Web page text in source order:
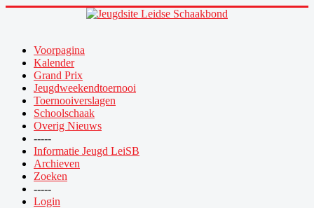
Voorpagina
Kalender
Grand Prix
Jeugdweekendtoernooi
Toernooiverslagen
Schoolschaak
Overig Nieuws
-----
Informatie Jeugd LeiSB
Archieven
Zoeken
-----
Login